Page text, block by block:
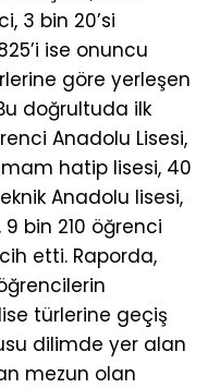
3 bin 20’si
ise onuncu
göre yerleşen
doğrultuda ilk
Anadolu Lisesi,
hatip lisesi, 40
Anadolu lisesi,
bin 210 öğrenci
etti. Raporda,
türlerine geçiş
dilimde yer alan
mezun olan